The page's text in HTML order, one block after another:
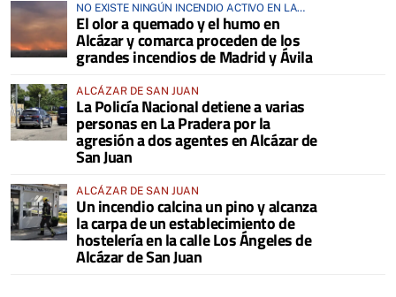
NO EXISTE NINGÚN INCENDIO ACTIVO EN LA
COMARCA
El olor a quemado y el humo en
Alcázar y comarca proceden de los
grandes incendios de Madrid y Ávila
ALCÁZAR DE SAN JUAN
La Policía Nacional detiene a varias
personas en La Pradera por la
agresión a dos agentes en Alcázar de
San Juan
ALCÁZAR DE SAN JUAN
Un incendio calcina un pino y alcanza
la carpa de un establecimiento de
hostelería en la calle Los Ángeles de
Alcázar de San Juan